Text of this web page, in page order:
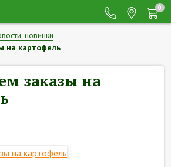
0
новинки
на картофель
заказы на